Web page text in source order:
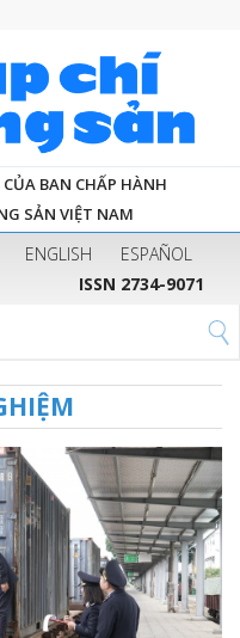
BAN CHẤP HÀNH
SẢN VIỆT NAM
ENGLISH
ESPAÑOL
ISSN 2734-9071